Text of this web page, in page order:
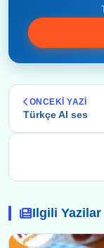
ONCEKI YAZI
Türkçe AI ses
Ilgili Yazilar